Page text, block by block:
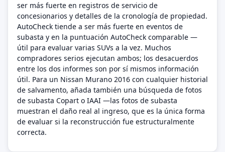
ser más fuerte en registros de servicio de
concesionarios y detalles de la cronología de propiedad.
AutoCheck tiende a ser más fuerte en eventos de
subasta y en la puntuación AutoCheck comparable —
útil para evaluar varias SUVs a la vez. Muchos
compradores serios ejecutan ambos; los desacuerdos
entre los dos informes son por sí mismos información
útil. Para un Nissan Murano 2016 con cualquier historial
de salvamento, añada también una búsqueda de fotos
de subasta Copart o IAAI —las fotos de subasta
muestran el daño real al ingreso, que es la única forma
de evaluar si la reconstrucción fue estructuralmente
correcta.